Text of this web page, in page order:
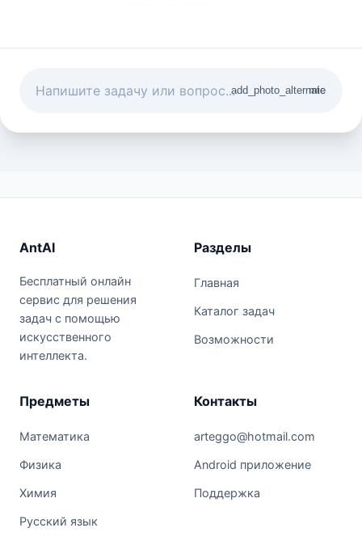
add_photo_alternate
mic
AntAI
Бесплатный онлайн
сервис для решения
задач с помощью
искусственного
интеллекта.
Разделы
Главная
Каталог задач
Возможности
Предметы
Математика
Физика
Химия
Русский язык
Контакты
arteggo@hotmail.com
Android приложение
Поддержка